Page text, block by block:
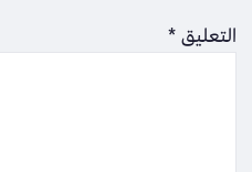
التعليق*